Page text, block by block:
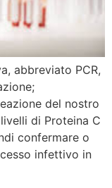
abbreviato PCR,
del nostro
di Proteina C
confermare o
infettivo in